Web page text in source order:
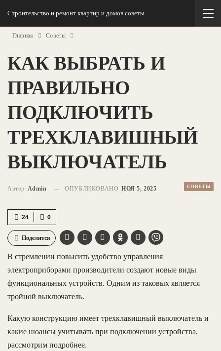
Строительство и ремонт квартир и домов советы
Главная Советы
КАК ВЫБРАТЬ И
ПРАВИЛЬНО
ПОДКЛЮЧИТЬ
ТРЕХКЛАВИШНЫЙ
ВЫКЛЮЧАТЕЛЬ
СОВЕТЫ
Автор Admin ОПУБЛИКОВАНО НОЯ 5, 2025
0
24
Поделится
В стремлении повысить удобство управления
электроприборами производители создают новые виды
функциональных устройств. Одним из таковых является
тройной выключатель.
Какую конструкцию имеет трехклавишный выключатель и
какие нюансы учитывать при подключении устройства,
рассмотрим подробнее.